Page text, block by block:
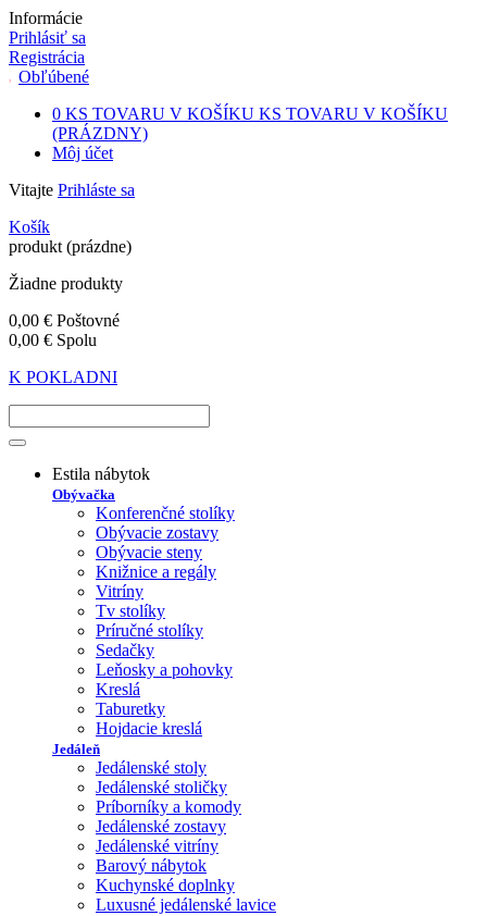
Informácie
Prihlásiť sa
Registrácia
Obľúbené
0 KS TOVARU V KOŠÍKU KS TOVARU V KOŠÍKU
(PRÁZDNY)
Môj účet
Vitajte Prihláste sa
Košík
produkt (prázdne)
Žiadne produkty
0,00 € Poštovné
0,00 € Spolu
K POKLADNI
Estila nábytok
Obývačka
Konferenčné stolíky
Obývacie zostavy
Obývacie steny
Knižnice a regály
Vitríny
Tv stolíky
Príručné stolíky
Sedačky
Leňosky a pohovky
Kreslá
Taburetky
Hojdacie kreslá
Jedáleň
Jedálenské stoly
Jedálenské stoličky
Príborníky a komody
Jedálenské zostavy
Jedálenské vitríny
Barový nábytok
Kuchynské doplnky
Luxusné jedálenské lavice